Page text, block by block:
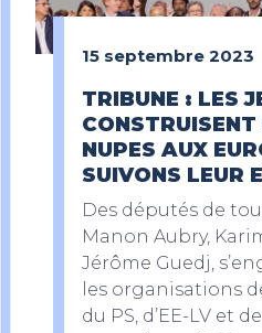
15 septembre 2023
TRIBUNE : LES
NUPES AUX
SUIVONS LEUR
Des députés de
Manon Aubry,
Jérôme Guedj,
les organisations
du PS, d’EE-LV et